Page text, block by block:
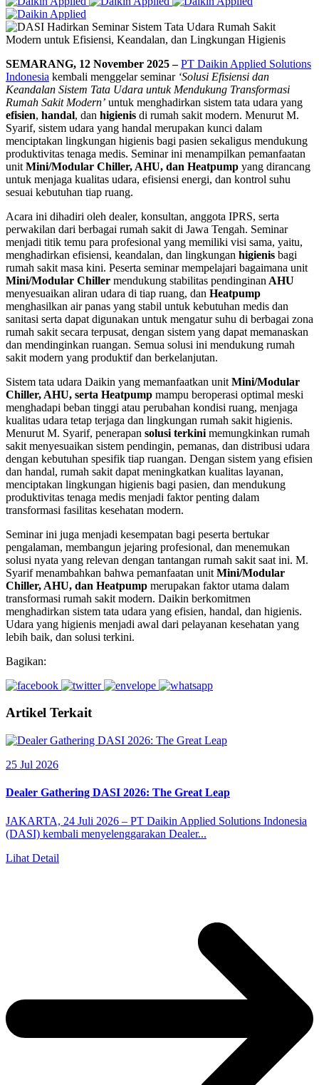
SEMARANG, 12 November 2025 –PT Daikin Applied Solutions
Indonesia kembali menggelar seminar ‘Solusi Efisiensi dan
Keandalan Sistem Tata Udara untuk Mendukung Transformasi
Rumah Sakit Modern’ untuk menghadirkan sistem tata udara yang
efisien, handal, dan higienis di rumah sakit modern. Menurut M.
Syarif, sistem udara yang handal merupakan kunci dalam
menciptakan lingkungan higienis bagi pasien sekaligus mendukung
produktivitas tenaga medis. Seminar ini menampilkan pemanfaatan
unit Mini/Modular Chiller, AHU, dan Heatpump yang dirancang
untuk menjaga kualitas udara, efisiensi energi, dan kontrol suhu
sesuai kebutuhan tiap ruang.
Acara ini dihadiri oleh dealer, konsultan, anggota IPRS, serta
perwakilan dari berbagai rumah sakit di Jawa Tengah. Seminar
menjadi titik temu para profesional yang memiliki visi sama, yaitu,
menghadirkan efisiensi, keandalan, dan lingkungan higienis bagi
rumah sakit masa kini. Peserta seminar mempelajari bagaimana unit
Mini/Modular Chiller mendukung stabilitas pendinginan AHU
menyesuaikan aliran udara di tiap ruang, dan Heatpump
menghasilkan air panas yang stabil untuk kebutuhan medis dan
sanitasi serta dapat digunakan untuk mengatur suhu di berbagai zona
rumah sakit secara terpusat, dengan sistem yang dapat memanaskan
dan mendinginkan ruangan. Semua solusi ini mendukung rumah
sakit modern yang produktif dan berkelanjutan.
Sistem tata udara Daikin yang memanfaatkan unit Mini/Modular
Chiller, AHU, serta Heatpump mampu beroperasi optimal meski
menghadapi beban tinggi atau perubahan kondisi ruang, menjaga
kualitas udara tetap terjaga dan lingkungan rumah sakit higienis.
Menurut M. Syarif, penerapan solusi terkini memungkinkan rumah
sakit menyesuaikan sistem pendingin, pemanas, dan distribusi udara
dengan kebutuhan spesifik tiap ruangan. Dengan sistem yang efisien
dan handal, rumah sakit dapat meningkatkan kualitas layanan,
menciptakan lingkungan higienis bagi pasien, dan mendukung
produktivitas tenaga medis menjadi faktor penting dalam
transformasi fasilitas kesehatan modern.
Seminar ini juga menjadi kesempatan bagi peserta bertukar
pengalaman, membangun jejaring profesional, dan menemukan
solusi nyata yang relevan dengan tantangan rumah sakit saat ini. M.
Syarif menambahkan bahwa pemanfaatan unit Mini/Modular
Chiller, AHU, dan Heatpump merupakan faktor utama dalam
transformasi rumah sakit modern. Daikin berkomitmen
menghadirkan sistem tata udara yang efisien, handal, dan higienis.
Udara yang higienis menjadi awal dari pelayanan kesehatan yang
lebih baik, dan solusi terkini.
Bagikan:
Artikel Terkait
25 Jul 2026
Dealer Gathering DASI 2026: The Great Leap
JAKARTA, 24 Juli 2026 – PT Daikin Applied Solutions Indonesia
(DASI) kembali menyelenggarakan Dealer...
Lihat Detail